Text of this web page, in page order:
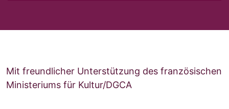
Mit freundlicher Unterstützung des französischen
Ministeriums für Kultur/DGCA